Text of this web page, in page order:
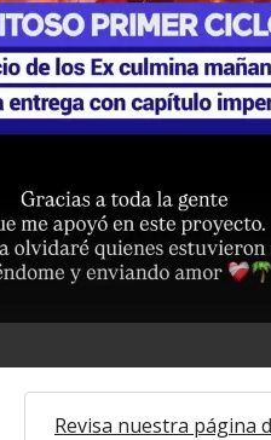
Revisa nuestra página